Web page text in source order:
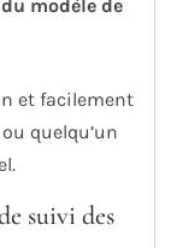
modèle de
et facilement
quelqu’un
suivi des